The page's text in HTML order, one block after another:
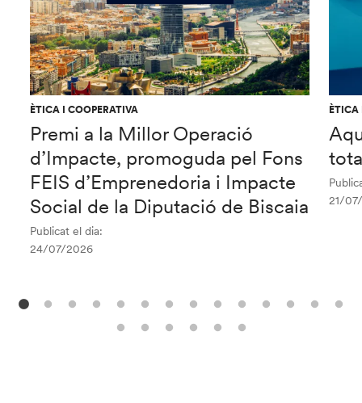
ÈTICA I COOPERATIVA
Premi a la Millor Operació
d’Impacte, promoguda pel Fons
FEIS d’Emprenedoria i Impacte
Social de la Diputació de Biscaia
Publicat el dia:
24/07/2026
ÈTICA
21/